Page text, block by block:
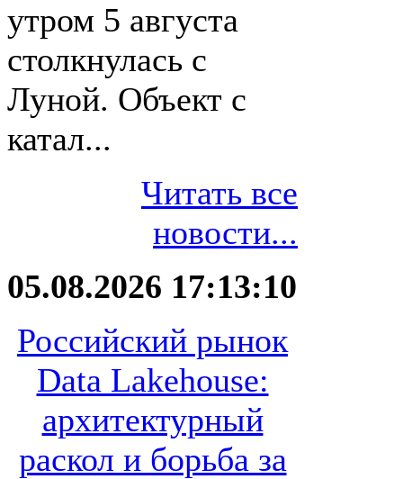
утром 5 августа
столкнулась с
Луной. Объект с
катал...
Читать все
новости...
05.08.2026 17:13:10
Российский рынок
Data Lakehouse:
архитектурный
раскол и борьба за